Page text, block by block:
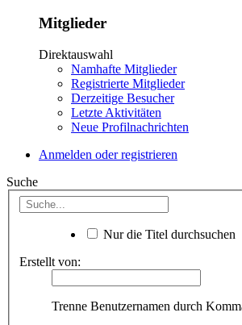
Mitglieder
Direktauswahl
Namhafte Mitglieder
Registrierte Mitglieder
Derzeitige Besucher
Letzte Aktivitäten
Neue Profilnachrichten
Anmelden oder registrieren
Suche
Nur die Titel durchsuchen
Erstellt von:
Trenne Benutzernamen durch